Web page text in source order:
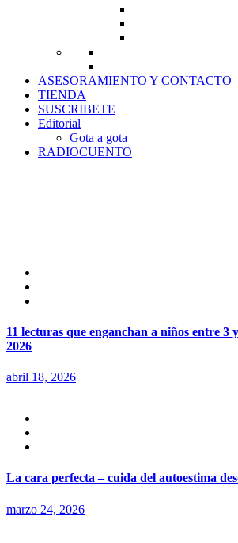
ASESORAMIENTO Y CONTACTO
TIENDA
SUSCRIBETE
Editorial
Gota a gota
RADIOCUENTO
11 lecturas que enganchan a niños entre 3
2026
abril 18, 2026
La cara perfecta – cuida del autoestima
marzo 24, 2026